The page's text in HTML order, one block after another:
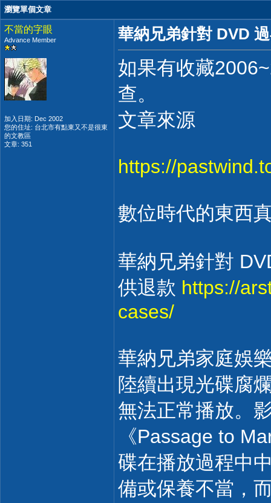
瀏覽單個文章
不當的字眼
Advance Member
加入日期: Dec 2002
您的住址: 台北市有點東又不是很東
的文教區
文章: 351
華納兄弟針對 DVD
如果有收藏
查。
文章來源
https://
數位時代的東西
華納兄弟針對
供退款 https://
cases/
華納兄弟家庭娛
陸續出現光碟腐
無法正常播放。
《Passage to
碟在播放過程中
備或保養不當，